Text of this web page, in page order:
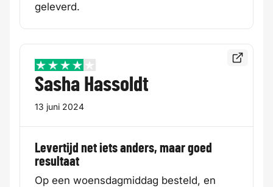
geleverd.
4 / 5
Sasha Hassoldt
13 juni 2024
Levertijd net iets anders, maar goed
resultaat
Op een woensdagmiddag besteld, en
Bekijk